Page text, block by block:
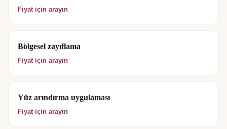
Fiyat için arayın
Bölgesel zayıflama
Fiyat için arayın
Yüz arındırma uygulaması
Fiyat için arayın